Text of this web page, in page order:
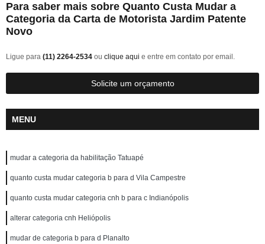
Para saber mais sobre Quanto Custa Mudar a
Categoria da Carta de Motorista Jardim Patente
Novo
Ligue para (11) 2264-2534 ou clique aqui e entre em contato por email.
Solicite um orçamento
MENU
mudar a categoria da habilitação Tatuapé
quanto custa mudar categoria b para d Vila Campestre
quanto custa mudar categoria cnh b para c Indianópolis
alterar categoria cnh Heliópolis
mudar de categoria b para d Planalto